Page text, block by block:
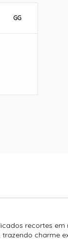
GG
recortes
charme